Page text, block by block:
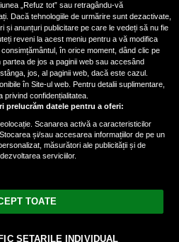
Pătrășcanu, mărturisiri
relația cu Liviu Vârciu. De ce
cei doi: „Eu mi-aș fi
să fi rămas doar prieteni”
„Refuz tot” sau retragându-vă
Dacă tehnologiile de urmărire sunt dezactivate,
și anunțuri publicitare pe care le vedeți să nu fie
reveni la acest meniu pentru a vă modifica
în orice moment, dând clic pe
partea de jos a paginii web sau accesând
jos, al paginii web, dacă este cazul.
în Site-ul web. Pentru detalii suplimentare,
privind confidențialitatea.
prelucrăm datele pentru a oferi:
Scanarea activă a caracteristicilor
și/sau accesarea informațiilor de pe un
măsurători ale publicității și de
serviciilor.
TOATE
SETARILE INDIVIDUAL